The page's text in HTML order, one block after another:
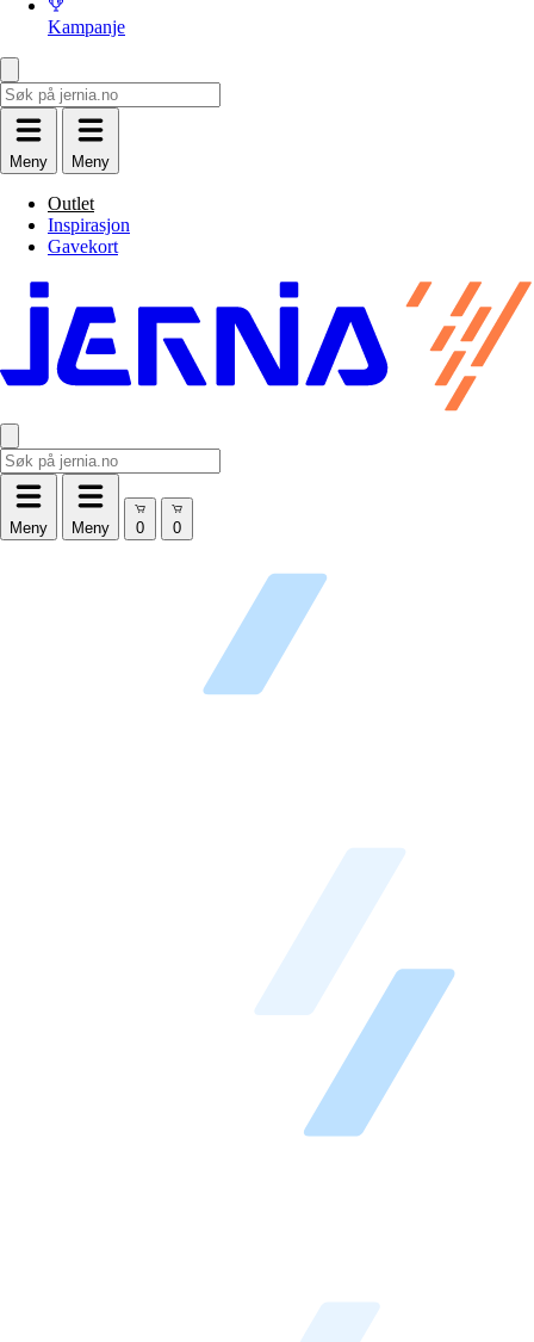
Kampanje
Meny Meny
Outlet
Inspirasjon
Gavekort
Meny Meny